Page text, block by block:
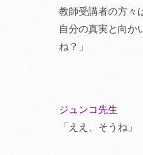
教師受講者の方々
自分の真実と向か
ね？」
ジュンコ先生
「ええ、そうね」